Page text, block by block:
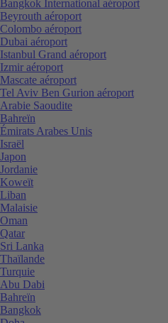
Bangkok International aéroport
Beyrouth aéroport
Colombo aéroport
Dubai aéroport
Istanbul Grand aéroport
Izmir aéroport
Mascate aéroport
Tel Aviv Ben Gurion aéroport
Arabie Saoudite
Bahreïn
Émirats Arabes Unis
Israël
Japon
Jordanie
Koweït
Liban
Malaisie
Oman
Qatar
Sri Lanka
Thaïlande
Turquie
Abu Dabi
Bahreïn
Bangkok